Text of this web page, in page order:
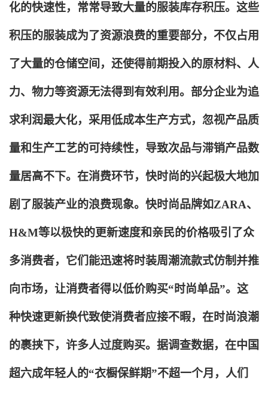
化的快速性，常常导致大量的服装库存积压。这些
积压的服装成为了资源浪费的重要部分，不仅占用
了大量的仓储空间，还使得前期投入的原材料、人
力、物力等资源无法得到有效利用。部分企业为追
求利润最大化，采用低成本生产方式，忽视产品质
量和生产工艺的可持续性，导致次品与滞销产品数
量居高不下。在消费环节，快时尚的兴起极大地加
剧了服装产业的浪费现象。快时尚品牌如ZARA、
H&M等以极快的更新速度和亲民的价格吸引了众
多消费者，它们能迅速将时装周潮流款式仿制并推
向市场，让消费者得以低价购买“时尚单品”。这
种快速更新换代致使消费者应接不暇，在时尚浪潮
的裹挟下，许多人过度购买。据调查数据，在中国
超六成年轻人的“衣橱保鲜期”不超一个月，人们